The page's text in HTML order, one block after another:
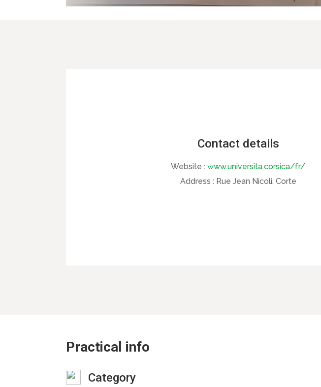
Contact details
Website :www.universita.corsica/fr/
Address : Rue Jean Nicoli, Corte
Practical info
Category